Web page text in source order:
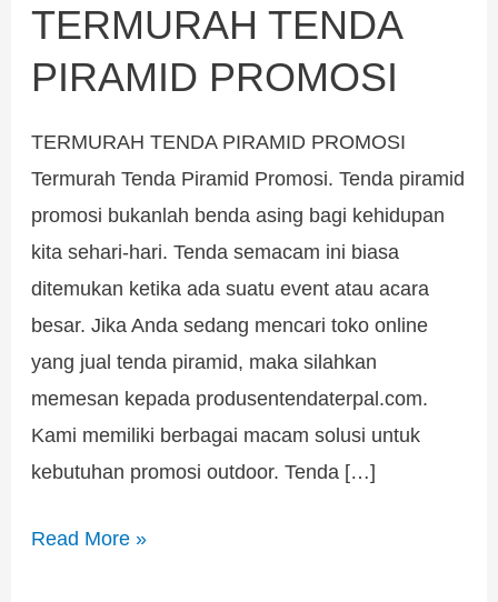
TERMURAH TENDA
PIRAMID PROMOSI
TERMURAH TENDA PIRAMID PROMOSI
Termurah Tenda Piramid Promosi. Tenda piramid
promosi bukanlah benda asing bagi kehidupan
kita sehari-hari. Tenda semacam ini biasa
ditemukan ketika ada suatu event atau acara
besar. Jika Anda sedang mencari toko online
yang jual tenda piramid, maka silahkan
memesan kepada produsentendaterpal.com.
Kami memiliki berbagai macam solusi untuk
kebutuhan promosi outdoor. Tenda […]
Read More »